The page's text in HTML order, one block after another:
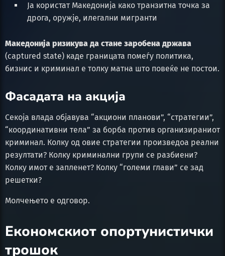
Ја користат Македонија како транзитна точка за
дрога, оружје, илегални мигранти
Македонија ризикува да стане заробена држава
(captured state) каде границата помеѓу политика,
бизнис и криминал е толку матна што повеќе не постои.
Фасадата на акција
Секоја влада објавува “акциони планови”, “стратегии”,
“координативни тела” за борба против организираниот
криминал. Колку од овие стратегии произведоа реални
резултати? Колку криминални групи се разбиени?
Колку имот е заплeнет? Колку “големи глави” се зад
решетки?
Молчењето е одговор.
Економскиот опортунистички
трошок